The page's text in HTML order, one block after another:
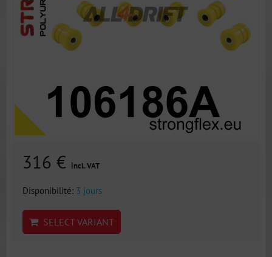
316 € incl. VAT
Disponibilité: 3 jours
SELECT VARIANT